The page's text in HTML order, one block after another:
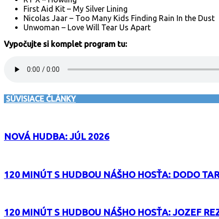
First Aid Kit – My Silver Lining
Nicolas Jaar – Too Many Kids Finding Rain In the Dust
Unwoman – Love Will Tear Us Apart
Vypočujte si komplet program tu:
SÚVISIACE ČLÁNKY
NOVÁ HUDBA: JÚL 2026
120 MINÚT S HUDBOU NÁŠHO HOSŤA: DODO
120 MINÚT S HUDBOU NÁŠHO HOSŤA: JOZEF